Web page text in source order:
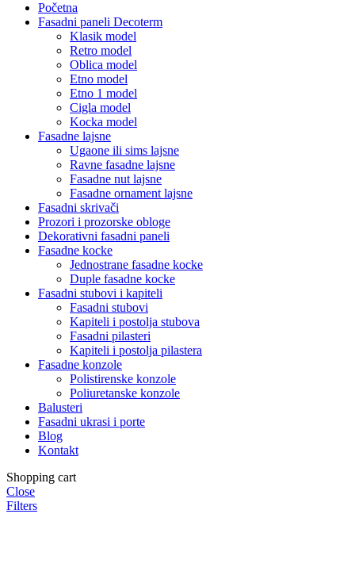
Početna
Fasadni paneli Decoterm
Klasik model
Retro model
Oblica model
Etno model
Etno 1 model
Cigla model
Kocka model
Fasadne lajsne
Ugaone ili sims lajsne
Ravne fasadne lajsne
Fasadne nut lajsne
Fasadne ornament lajsne
Fasadni skrivači
Prozori i prozorske obloge
Dekorativni fasadni paneli
Fasadne kocke
Jednostrane fasadne kocke
Duple fasadne kocke
Fasadni stubovi i kapiteli
Fasadni stubovi
Kapiteli i postolja stubova
Fasadni pilasteri
Kapiteli i postolja pilastera
Fasadne konzole
Polistirenske konzole
Poliuretanske konzole
Balusteri
Fasadni ukrasi i porte
Blog
Kontakt
Shopping cart
Close
Filters